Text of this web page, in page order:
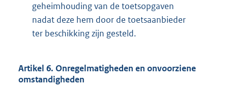
geheimhouding van de toetsopgaven
nadat deze hem door de toetsaanbieder
ter beschikking zijn gesteld.
Artikel 6. Onregelmatigheden en onvoorziene
omstandigheden